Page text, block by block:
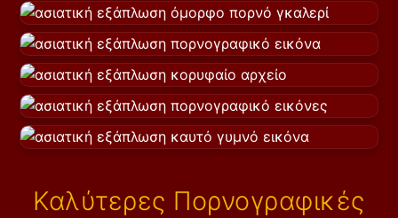
Καλύτερες Πορνογραφικές